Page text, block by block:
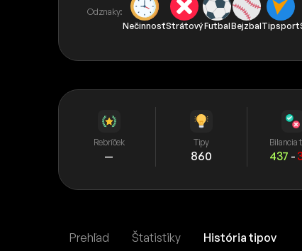
Odznaky:
NečinnosťStrátovýFutbalBejzbalTipsport
Rebríček
—
Tipy
860
Bilancia
437 -
Prehľad Štatistiky História tipov